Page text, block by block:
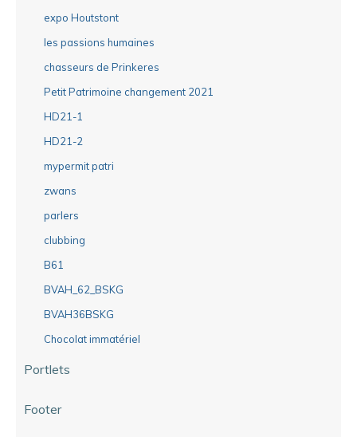
expo Houtstont
les passions humaines
chasseurs de Prinkeres
Petit Patrimoine changement 2021
HD21-1
HD21-2
mypermit patri
zwans
parlers
clubbing
B61
BVAH_62_BSKG
BVAH36BSKG
Chocolat immatériel
Portlets
Footer